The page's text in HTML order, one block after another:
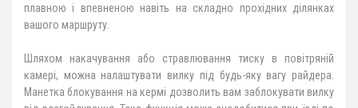
плавною і впевненою навіть на складно прохідних ділянках
вашого маршруту.
Шляхом накачування або стравлювання тиску в повітряній
камері, можна налаштувати вилку під будь-яку вагу райдера.
Манетка блокування на кермі дозволить вам заблокувати вилку